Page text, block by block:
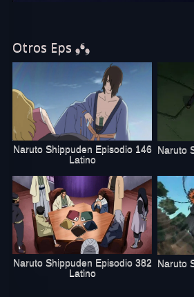
Otros Eps ❟❛❟
Naruto Shippuden Episodio 146
Latino
Naruto
Naruto Shippuden Episodio 382
Latino
Naruto